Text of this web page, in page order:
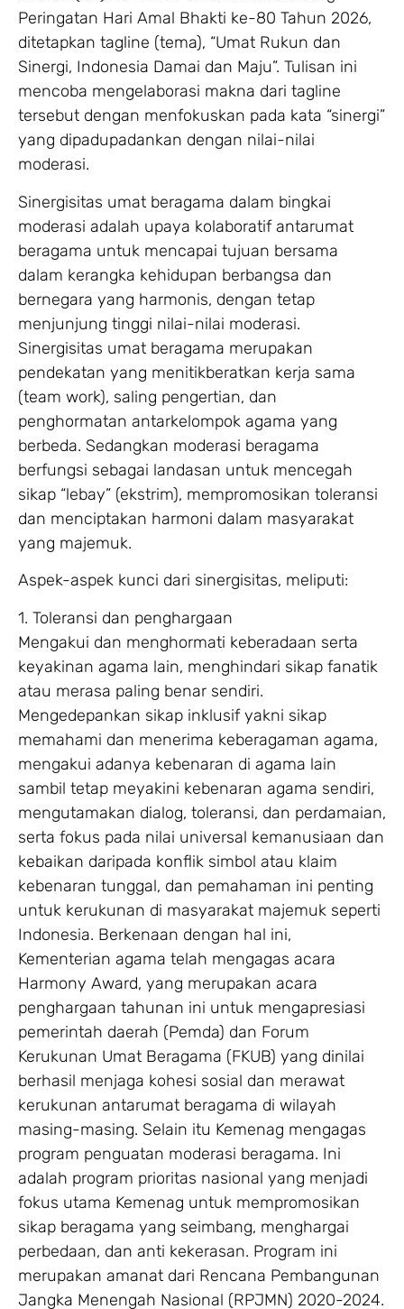
Peringatan Hari Amal Bhakti ke-80 Tahun 2026,
ditetapkan tagline (tema), “Umat Rukun dan
Sinergi, Indonesia Damai dan Maju”. Tulisan ini
mencoba mengelaborasi makna dari tagline
tersebut dengan menfokuskan pada kata “sinergi”
yang dipadupadankan dengan nilai-nilai
moderasi.
Sinergisitas umat beragama dalam bingkai
moderasi adalah upaya kolaboratif antarumat
beragama untuk mencapai tujuan bersama
dalam kerangka kehidupan berbangsa dan
bernegara yang harmonis, dengan tetap
menjunjung tinggi nilai-nilai moderasi.
Sinergisitas umat beragama merupakan
pendekatan yang menitikberatkan kerja sama
(team work), saling pengertian, dan
penghormatan antarkelompok agama yang
berbeda. Sedangkan moderasi beragama
berfungsi sebagai landasan untuk mencegah
sikap “lebay” (ekstrim), mempromosikan toleransi
dan menciptakan harmoni dalam masyarakat
yang majemuk.
Aspek-aspek kunci dari sinergisitas, meliputi:
1. Toleransi dan penghargaan
Mengakui dan menghormati keberadaan serta
keyakinan agama lain, menghindari sikap fanatik
atau merasa paling benar sendiri.
Mengedepankan sikap inklusif yakni sikap
memahami dan menerima keberagaman agama,
mengakui adanya kebenaran di agama lain
sambil tetap meyakini kebenaran agama sendiri,
mengutamakan dialog, toleransi, dan perdamaian,
serta fokus pada nilai universal kemanusiaan dan
kebaikan daripada konflik simbol atau klaim
kebenaran tunggal, dan pemahaman ini penting
untuk kerukunan di masyarakat majemuk seperti
Indonesia. Berkenaan dengan hal ini,
Kementerian agama telah mengagas acara
Harmony Award, yang merupakan acara
penghargaan tahunan ini untuk mengapresiasi
pemerintah daerah (Pemda) dan Forum
Kerukunan Umat Beragama (FKUB) yang dinilai
berhasil menjaga kohesi sosial dan merawat
kerukunan antarumat beragama di wilayah
masing-masing. Selain itu Kemenag mengagas
program penguatan moderasi beragama. Ini
adalah program prioritas nasional yang menjadi
fokus utama Kemenag untuk mempromosikan
sikap beragama yang seimbang, menghargai
perbedaan, dan anti kekerasan. Program ini
merupakan amanat dari Rencana Pembangunan
Jangka Menengah Nasional (RPJMN) 2020-2024.